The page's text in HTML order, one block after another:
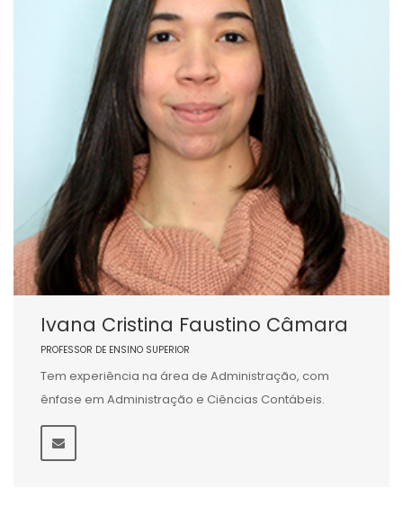
Ivana Cristina Faustino Câmara
PROFESSOR DE ENSINO SUPERIOR
Tem experiência na área de Administração, com
ênfase em Administração e Ciências Contábeis.